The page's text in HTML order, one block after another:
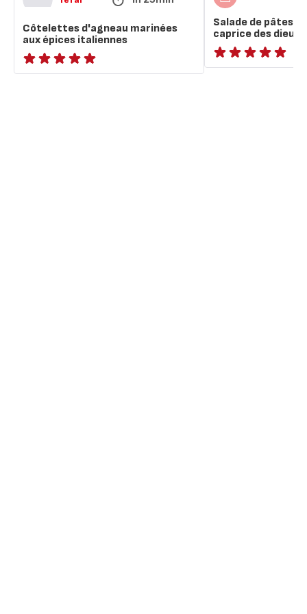
Côtelettes d'agneau marinées
aux épices italiennes
ratings.NaN
Salade de pâtes
caprice des dieux
ratings.NaN